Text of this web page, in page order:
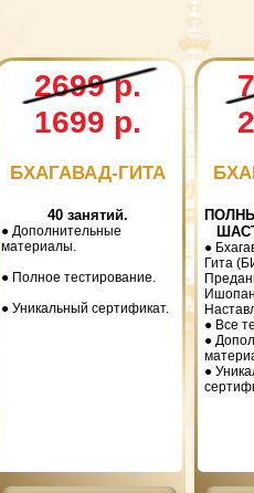
2699 р.
1699 р.
БХАГАВАД-ГИТА
40 занятий.
● Дополнительные
материалы.
● Полное тестирование.
● Уникальный сертификат.
●
Гита
● Все
●
●